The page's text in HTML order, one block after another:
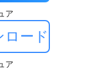
ア
ロード
ア